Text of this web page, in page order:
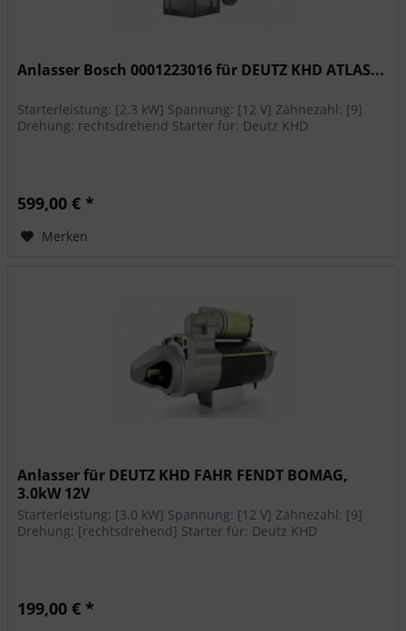
Anlasser Bosch 0001223016 für DEUTZ KHD ATLAS...
Starterleistung: [2.3 kW] Spannung: [12 V] Zähnezahl: [9]
Drehung: rechtsdrehend Starter für: Deutz KHD
599,00 € *
Merken
Anlasser für DEUTZ KHD FAHR FENDT BOMAG,
3.0kW 12V
Starterleistung: [3.0 kW] Spannung: [12 V] Zähnezahl: [9]
Drehung: [rechtsdrehend] Starter für: Deutz KHD
199,00 € *